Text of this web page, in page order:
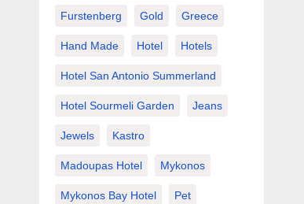
Furstenberg Gold Greece
Hand Made Hotel Hotels
Hotel San Antonio Summerland
Hotel Sourmeli Garden Jeans
Jewels Kastro
Madoupas Hotel Mykonos
Mykonos Bay Hotel Pet